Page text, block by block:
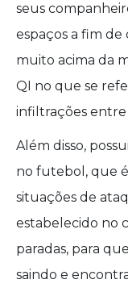
seus
espaços a fim de
muito acima da
QI no que se
infiltrações entre
Além disso,
no futebol, que
situações de
estabelecido no
paradas, para
saindo e